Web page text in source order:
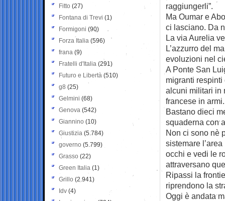
raggiungerli”.
Ma Oumar e
ci lasciano. Da
La via Aurelia
L’azzurro del
evoluzioni nel
A Ponte San
migranti respinti
alcuni militari in
francese in armi.
Bastano dieci
squaderna con
Non ci sono nè
sistemare
occhi e vedi le
attraversano
Ripassi la
riprendono la
Oggi è andata
Fitto (27)
Fontana di Trevi (1)
Formigoni (90)
Forza Italia (596)
frana (9)
Fratelli d'Italia (291)
Futuro e Libertà (510)
g8 (25)
Gelmini (68)
Genova (542)
Giannino (10)
Giustizia (5.784)
governo (5.799)
Grasso (22)
Green Italia (1)
Grillo (2.941)
Idv (4)